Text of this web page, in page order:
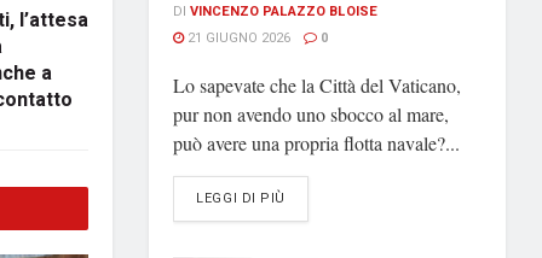
l’attesa
a
DI VINCENZO PALAZZO BLOISE
21 GIUGNO 2026
0
Lo sapevate che la Città del Vaticano,
pur non avendo uno sbocco al mare,
può avere una propria flotta navale?...
LEGGI DI PIÙ